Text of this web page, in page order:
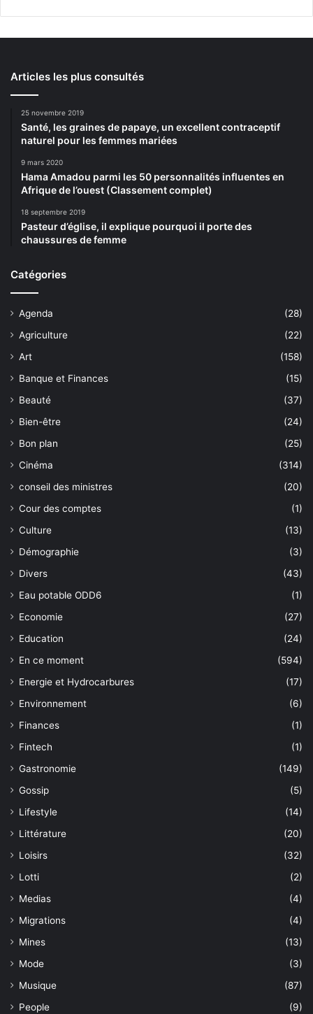
Articles les plus consultés
25 novembre 2019
Santé, les graines de papaye, un excellent contraceptif
naturel pour les femmes mariées
9 mars 2020
Hama Amadou parmi les 50 personnalités influentes en
Afrique de l’ouest (Classement complet)
18 septembre 2019
Pasteur d’église, il explique pourquoi il porte des
chaussures de femme
Catégories
Agenda
(28)
Agriculture
(22)
Art
(158)
Banque et Finances
(15)
Beauté
(37)
Bien-être
(24)
Bon plan
(25)
Cinéma
(314)
conseil des ministres
(20)
Cour des comptes
(1)
Culture
(13)
Démographie
(3)
Divers
(43)
Eau potable ODD6
(1)
Economie
(27)
Education
(24)
En ce moment
(594)
Energie et Hydrocarbures
(17)
Environnement
(6)
Finances
(1)
Fintech
(1)
Gastronomie
(149)
Gossip
(5)
Lifestyle
(14)
Littérature
(20)
Loisirs
(32)
Lotti
(2)
Medias
(4)
Migrations
(4)
Mines
(13)
Mode
(3)
Musique
(87)
People
(9)